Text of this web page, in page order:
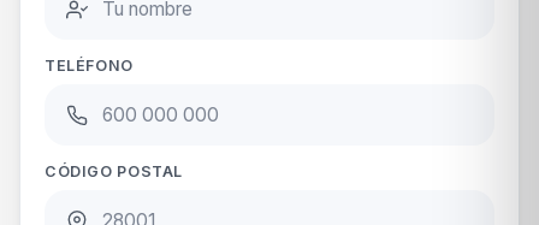
TELÉFONO
CÓDIGO POSTAL